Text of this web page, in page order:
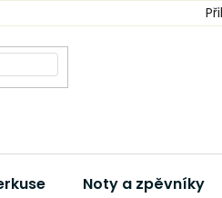
Noty a zpěvníky